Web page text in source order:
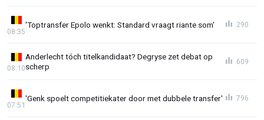
'Toptransfer Epolo wenkt: Standard vraagt riante som'
08:35
290
Anderlecht tóch titelkandidaat? Degryse zet debat op
scherp
08:10
609
'Genk spoelt competitiekater door met dubbele transfer'
07:51
796